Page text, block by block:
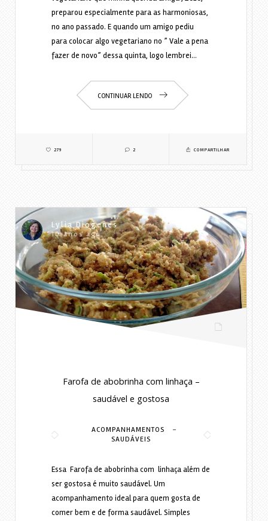
preparou especialmente para as harmoniosas,
no ano passado. E quando um amigo pediu
para colocar algo vegetariano no ” Vale a pena
fazer de novo” dessa quinta, logo lembrei…
CONTINUAR LENDO
279 2 COMPARTILHAR
Lylia Diogenes
10 anos ago
Farofa de abobrinha com linhaça –
saudável e gostosa
ACOMPANHAMENTOS -
SAUDÁVEIS
Essa Farofa de abobrinha com linhaça além de
ser gostosa é muito saudável. Um
acompanhamento ideal para quem gosta de
comer bem e de forma saudável. Simples